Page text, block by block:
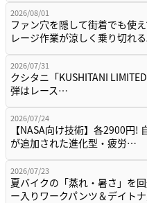
2026/08/01
ファン穴を隠して街着でも使
レージ作業が涼しく乗り切れ
2026/07/31
クシタニ「KUSHITANI
弾はレース…
2026/07/24
【NASA向け技術】各2900円!
が追加された進化型・疲労…
2026/07/23
夏バイクの「蒸れ・暑さ」を
ー入りワークパンツ＆デイト